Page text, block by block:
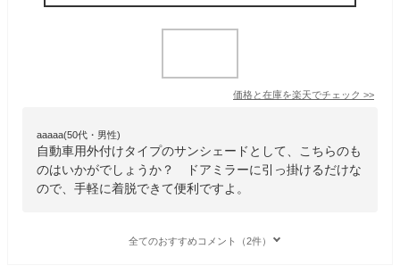
価格と在庫を楽天でチェック >>
aaaaa(50代・男性)
自動車用外付けタイプのサンシェードとして、こちらのも
のはいかがでしょうか？ ドアミラーに引っ掛けるだけな
ので、手軽に着脱できて便利ですよ。
全てのおすすめコメント（2件）